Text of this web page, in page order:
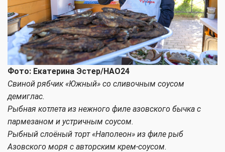
Фото: Екатерина Эстер/НАО24
Свиной рябчик «Южный» со сливочным соусом
демиглас.
Рыбная котлета из нежного филе азовского бычка с
пармезаном и устричным соусом.
Рыбный слоёный торт «Наполеон» из филе рыб
Азовского моря с авторским крем-соусом.